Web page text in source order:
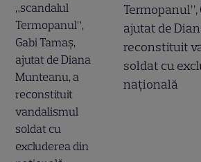
Termopanul”,
ajutat de
reconstituit
soldat cu
națională